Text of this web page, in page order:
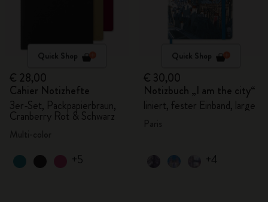
Quick Shop
€ 28,00
Cahier Notizhefte
3er-Set, Packpapierbraun,
Cranberry Rot & Schwarz
+5
Quick Shop
€ 30,00
Notizbuch „I am the city“
liniert, fester Einband, large
+4